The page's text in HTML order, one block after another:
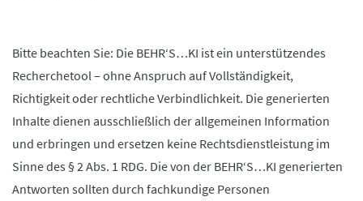
Bitte beachten Sie: Die BEHR‘S…KI ist ein unterstützendes
Recherchetool – ohne Anspruch auf Vollständigkeit,
Richtigkeit oder rechtliche Verbindlichkeit. Die generierten
Inhalte dienen ausschließlich der allgemeinen Information
und erbringen und ersetzen keine Rechtsdienstleistung im
Sinne des § 2 Abs. 1 RDG. Die von der BEHR‘S…KI generierten
Antworten sollten durch fachkundige Personen